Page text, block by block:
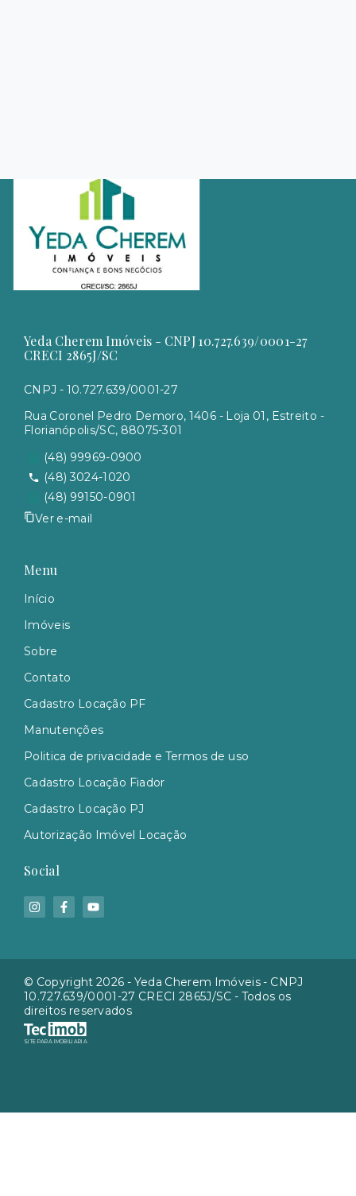
Yeda Cherem Imóveis - CNPJ 10.727.639/0001-27
CRECI 2865J/SC
CNPJ - 10.727.639/0001-27
Rua Coronel Pedro Demoro, 1406 - Loja 01, Estreito -
Florianópolis/SC, 88075-301
(48) 99969-0900
(48) 3024-1020
(48) 99150-0901
Ver e-mail
Menu
Início
Imóveis
Sobre
Contato
Cadastro Locação PF
Manutenções
Politica de privacidade e Termos de uso
Cadastro Locação Fiador
Cadastro Locação PJ
Autorização Imóvel Locação
Social
© Copyright 2026 - Yeda Cherem Imóveis - CNPJ
10.727.639/0001-27 CRECI 2865J/SC - Todos os
direitos reservados
SITE PARA IMOBILIARIA